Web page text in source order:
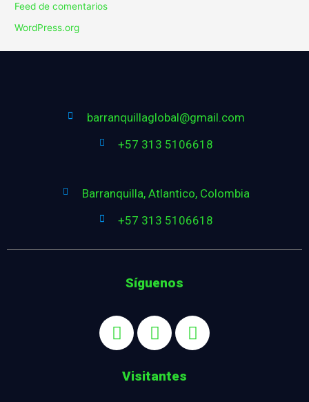
Feed de comentarios
WordPress.org
barranquillaglobal@gmail.com
+57 313 5106618
Barranquilla, Atlantico, Colombia
+57 313 5106618
Síguenos
Visitantes